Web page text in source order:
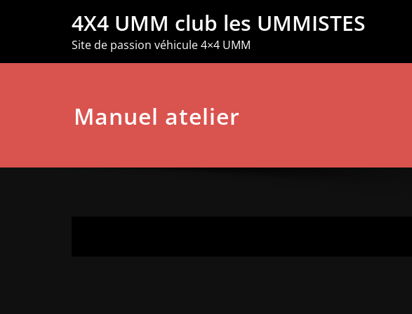
4X4 UMM club les UMMISTES
Site de passion véhicule 4×4 UMM
Manuel atelier